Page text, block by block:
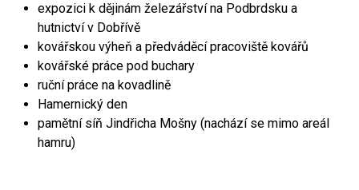
expozici k dějinám železářství na Podbrdsku a
hutnictví v Dobřívě
kovářskou výheň a předváděcí pracoviště kovářů
kovářské práce pod buchary
ruční práce na kovadlině
Hamernický den
pamětní síň Jindřicha Mošny (nachází se mimo areál
hamru)